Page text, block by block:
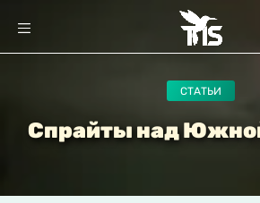
СТАТЬИ
Спрайты над